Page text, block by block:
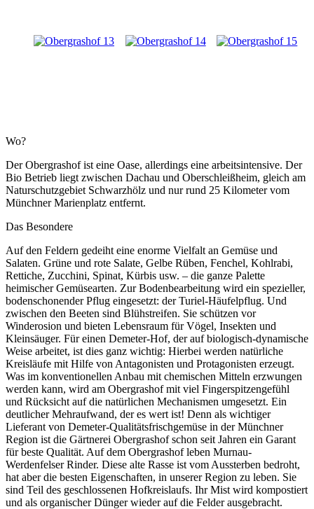
Wo?
Der Obergrashof ist eine Oase, allerdings eine arbeitsintensive. Der
Bio Betrieb liegt zwischen Dachau und Oberschleißheim, gleich am
Naturschutzgebiet Schwarzhölz und nur rund 25 Kilometer vom
Münchner Marienplatz entfernt.
Das Besondere
Auf den Feldern gedeiht eine enorme Vielfalt an Gemüse und
Salaten. Grüne und rote Salate, Gelbe Rüben, Fenchel, Kohlrabi,
Rettiche, Zucchini, Spinat, Kürbis usw. – die ganze Palette
heimischer Gemüsearten. Zur Bodenbearbeitung wird ein spezieller,
bodenschonender Pflug eingesetzt: der Turiel-Häufelpflug. Und
zwischen den Beeten sind Blühstreifen. Sie schützen vor
Winderosion und bieten Lebensraum für Vögel, Insekten und
Kleinsäuger. Für einen Demeter-Hof, der auf biologisch-dynamische
Weise arbeitet, ist dies ganz wichtig: Hierbei werden natürliche
Kreisläufe mit Hilfe von Antagonisten und Protagonisten erzeugt.
Was im konventionellen Anbau mit chemischen Mitteln erzwungen
werden kann, wird am Obergrashof mit viel Fingerspitzengefühl
und Rücksicht auf die natürlichen Mechanismen umgesetzt. Ein
deutlicher Mehraufwand, der es wert ist! Denn als wichtiger
Lieferant von Demeter-Qualitätsfrischgemüse in der Münchner
Region ist die Gärtnerei Obergrashof schon seit Jahren ein Garant
für beste Qualität. Auf dem Obergrashof leben Murnau-
Werdenfelser Rinder. Diese alte Rasse ist vom Aussterben bedroht,
hat aber die besten Eigenschaften, in unserer Region zu leben. Sie
sind Teil des geschlossenen Hofkreislaufs. Ihr Mist wird kompostiert
und als organischer Dünger wieder auf die Felder ausgebracht.